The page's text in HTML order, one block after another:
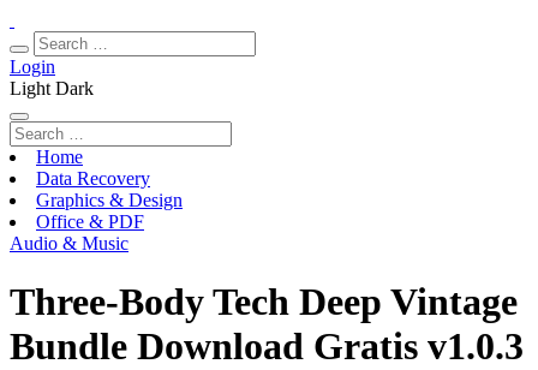
Login
Light Dark
Home
Data Recovery
Graphics & Design
Office & PDF
Audio & Music
Three-Body Tech Deep Vintage
Bundle Download Gratis v1.0.3